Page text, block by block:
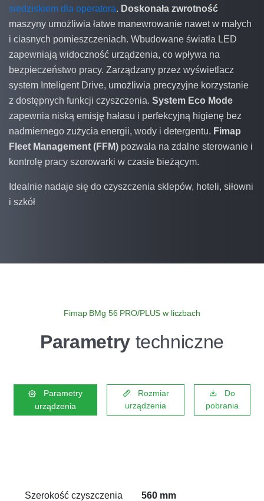
siedziskiem dla operatora. Doskonała zwrotność
maszyny umożliwia łatwe manewrowanie nawet w małych
i ciasnych pomieszczeniach. Wbudowane światła LED
zapewniają widoczność urządzenia, co wpływa na
bezpieczeństwo pracy. Zarządzany przez wyświetlacz
system Inteligent Drive, umożliwia precyzyjne korzystanie
z dostępnych funkcji czyszczenia. System Eco Mode
zapewnia niską emisję hałasu i perfekcyjną higienę bez
nadmiernego zużycia energii, wody i detergentu. Fimap
Fleet Management (FFM) pozwala na zdalne sterowanie i
kontrolę pracy szorowarki w czasie bieżącym.
Idealnie nadaje się do czyszczenia sklepów, hoteli, siłowni
i szkół
Fimap BMg 56 PRO/PLUS w liczbach
Parametry techniczne
Parametry
urządzenia
Rozmiar
urządzenia
Do
pobrania
Szerokość czyszczenia 560 mm